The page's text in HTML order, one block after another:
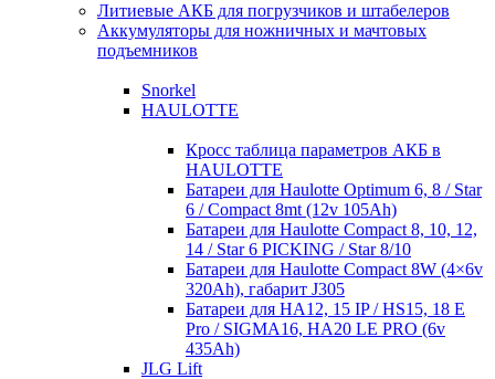
Литиевые АКБ для погрузчиков и штабелеров
Аккумуляторы для ножничных и мачтовых
подъемников
Snorkel
HAULOTTE
Кросc таблица параметров АКБ в
HAULOTTE
Батареи для Haulotte Optimum 6, 8 / Star
6 / Compact 8mt (12v 105Ah)
Батареи для Haulotte Compact 8, 10, 12,
14 / Star 6 PICKING / Star 8/10
Батареи для Haulotte Compact 8W (4×6v
320Ah), габарит J305
Батареи для HA12, 15 IP / HS15, 18 E
Pro / SIGMA16, HA20 LE PRO (6v
435Ah)
JLG Lift